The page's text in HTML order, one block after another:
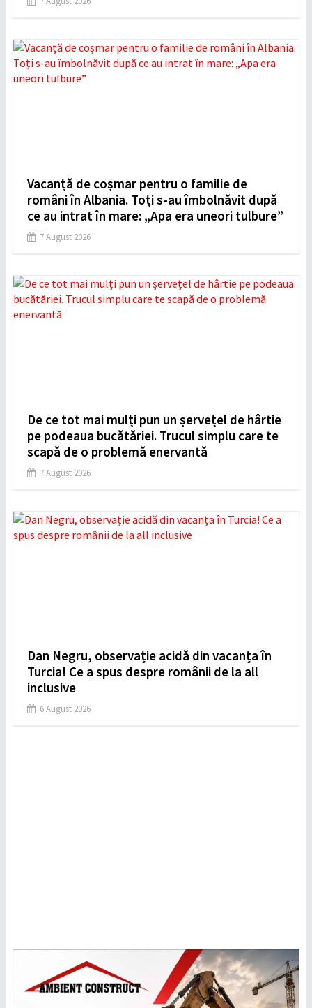
Vacanță de coșmar pentru o familie de
români în Albania. Toți s-au îmbolnăvit după
ce au intrat în mare: „Apa era uneori tulbure”
7 August 2026
De ce tot mai mulți pun un șervețel de hârtie
pe podeaua bucătăriei. Trucul simplu care te
scapă de o problemă enervantă
7 August 2026
Dan Negru, observație acidă din vacanța în
Turcia! Ce a spus despre românii de la all
inclusive
6 August 2026